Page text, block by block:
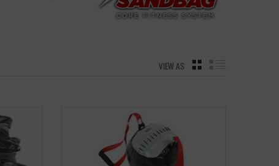
VIEW AS